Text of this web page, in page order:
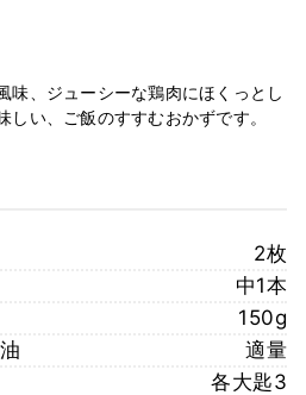
味、ジューシーな鶏肉にほくっとし
い、ご飯のすすむおかずです。
2枚
中1本
150g
適量
各大匙3